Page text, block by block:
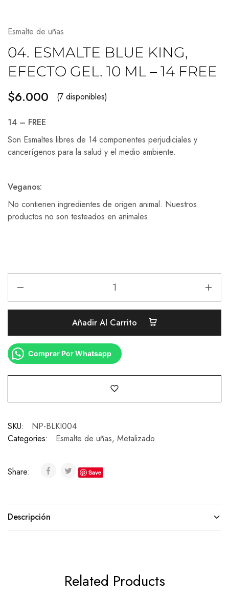
Esmalte de uñas
04. ESMALTE BLUE KING,
EFECTO GEL. 10 ML – 14 FREE
$6.000 (7 disponibles)
14 – FREE
Son Esmaltes libres de 14 componentes perjudiciales y
cancerígenos para la salud y el medio ambiente.
Veganos:
No contienen ingredientes de origen animal. Nuestros
productos no son testeados en animales.
Añadir Al Carrito
Comprar Por Whatsapp
SKU:
NP-BLKI004
Categories:
Esmalte de uñas, Metalizado
Share: Save
Descripción
Related Products